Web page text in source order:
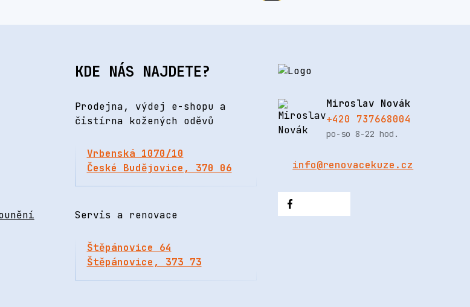
KDE NÁS NAJDETE?
Prodejna, výdej e-shopu a
čistírna kožených oděvů
Vrbenská 1070/10
České Budějovice, 370 06
Servis a renovace
Štěpánovice 64
Štěpánovice, 373 73
Miroslav Novák
+420 737668004
po-so 8-22 hod.
info@renovacekuze.cz